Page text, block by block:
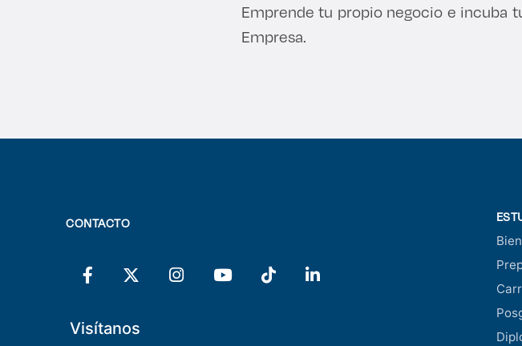
Emprende tu propio negocio e incuba
Empresa.
CONTACTO
Visítanos